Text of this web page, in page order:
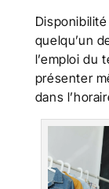
quelqu’un
l’emploi du
présenter
dans